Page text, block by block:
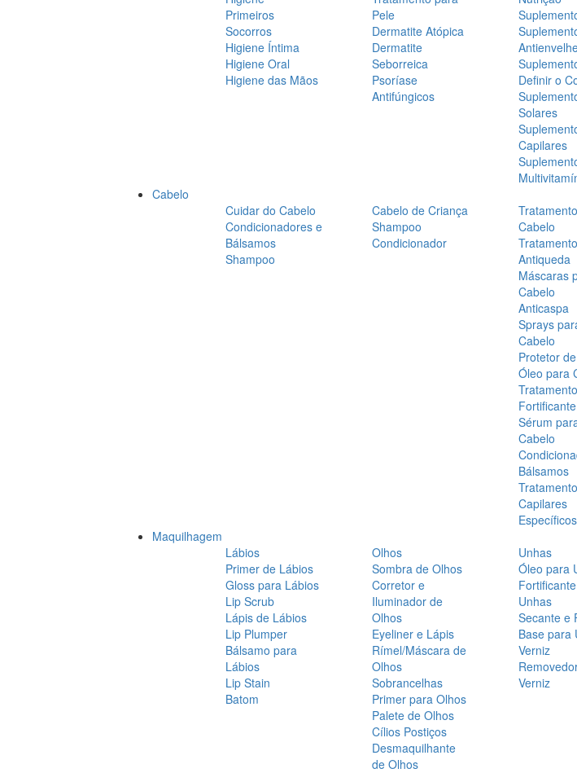
Primeiros
Socorros
Higiene Íntima
Higiene Oral
Higiene das Mãos
Pele
Dermatite Atópica
Dermatite
Seborreica
Psoríase
Antifúngicos
Definir o
Solares
Capilares
Cabelo
Cuidar do Cabelo
Condicionadores e
Bálsamos
Shampoo
Cabelo de Criança
Shampoo
Condicionador
Cabelo
Tratamento
Antiqueda
Máscaras
Cabelo
Anticaspa
Sprays
Cabelo
Protetor
Óleo para
Tratamento
Fortificante
Sérum
Cabelo
Bálsamos
Capilares
Específicos
Maquilhagem
Lábios
Primer de Lábios
Gloss para Lábios
Lip Scrub
Lápis de Lábios
Lip Plumper
Bálsamo para
Lábios
Lip Stain
Batom
Olhos
Sombra de Olhos
Corretor e
Iluminador de
Olhos
Eyeliner e Lápis
Rímel/Máscara de
Olhos
Sobrancelhas
Primer para Olhos
Palete de Olhos
Cílios Postiços
Desmaquilhante
de Olhos
Unhas
Óleo para
Unhas
Secante e
Base para
Verniz
Verniz